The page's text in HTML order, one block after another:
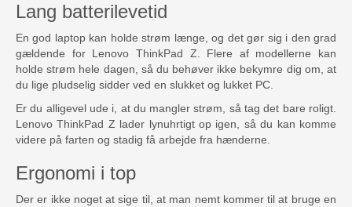
Lang batterilevetid
En god laptop kan holde strøm længe, og det gør sig i den grad
gældende for Lenovo ThinkPad Z. Flere af modellerne kan
holde strøm hele dagen, så du behøver ikke bekymre dig om, at
du lige pludselig sidder ved en slukket og lukket PC.
Er du alligevel ude i, at du mangler strøm, så tag det bare roligt.
Lenovo ThinkPad Z lader lynuhrtigt op igen, så du kan komme
videre på farten og stadig få arbejde fra hænderne.
Ergonomi i top
Der er ikke noget at sige til, at man nemt kommer til at bruge en